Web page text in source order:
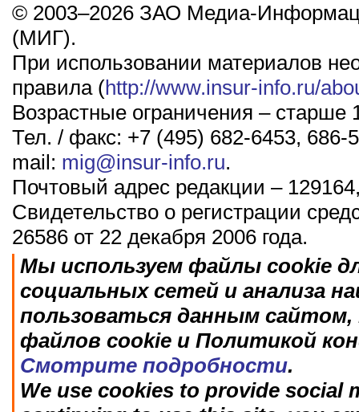
© 2003–2026 ЗАО Медиа-
(МИГ).
При использовании материалов
правила (http://www.insur-info.ru/
Возрастные ограничения – старше
Тел. / факс: +7 (495) 682-6453, 686-
mail: mig@insur-info.ru.
Почтовый адрес редакции –
Свидетельство о регистрации
26586 от 22 декабря 2006 года.
Мы используем файлы cookie
социальных сетей и анализа
пользоваться данным
файлов cookie и Политикой
Смотрите подробности.
We use cookies to provide social